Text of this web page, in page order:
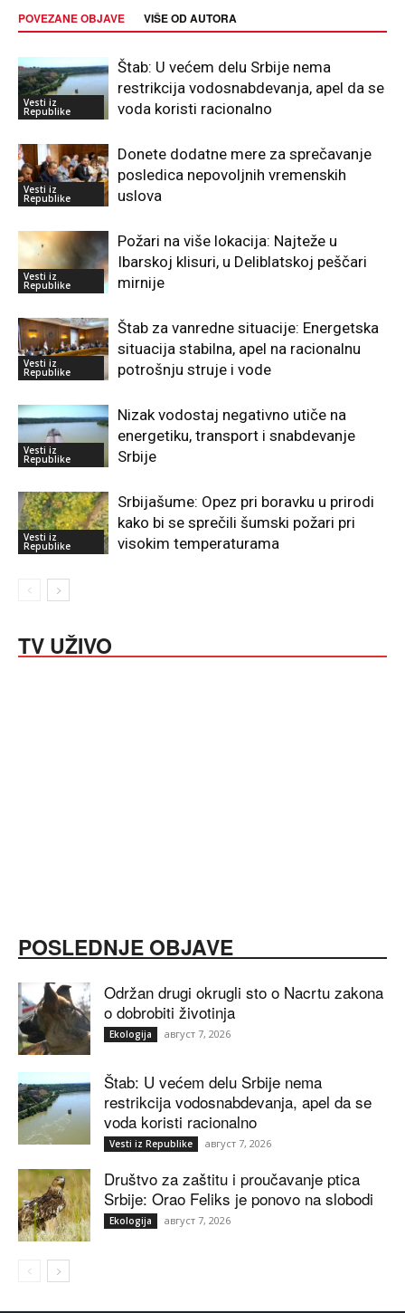
POVEZANE OBJAVE VIŠE OD AUTORA
Vesti iz
Republike
Štab: U većem delu Srbije nema
restrikcija vodosnabdevanja, apel da se
voda koristi racionalno
Vesti iz
Republike
Donete dodatne mere za sprečavanje
posledica nepovoljnih vremenskih
uslova
Vesti iz
Republike
Požari na više lokacija: Najteže u
Ibarskoj klisuri, u Deliblatskoj peščari
mirnije
Vesti iz
Republike
Štab za vanredne situacije: Energetska
situacija stabilna, apel na racionalnu
potrošnju struje i vode
Vesti iz
Republike
Nizak vodostaj negativno utiče na
energetiku, transport i snabdevanje
Srbije
Vesti iz
Republike
Srbijašume: Opez pri boravku u prirodi
kako bi se sprečili šumski požari pri
visokim temperaturama
TV UŽIVO
POSLEDNJE OBJAVE
Održan drugi okrugli sto o Nacrtu zakona
o dobrobiti životinja
Ekologija август 7, 2026
Štab: U većem delu Srbije nema
restrikcija vodosnabdevanja, apel da se
voda koristi racionalno
Vesti iz Republike август 7, 2026
Društvo za zaštitu i proučavanje ptica
Srbije: Orao Feliks je ponovo na slobodi
Ekologija август 7, 2026